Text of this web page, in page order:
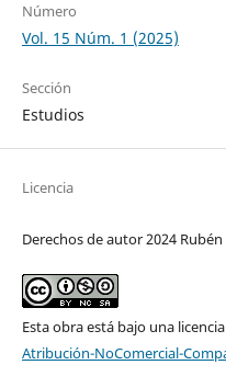
Número
Vol. 15 Núm. 1 (2025)
Sección
Estudios
Licencia
Derechos de autor 2024
Esta obra está bajo una
Atribución-NoComercial-